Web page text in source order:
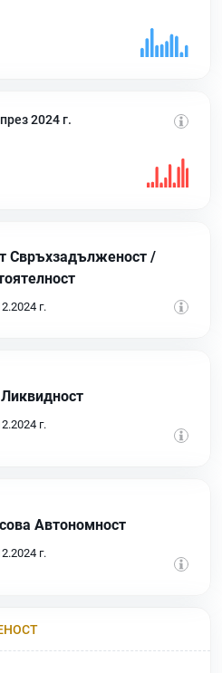
2024 г.
Свръхзадълженост /
г.
г.
Автономност
г.